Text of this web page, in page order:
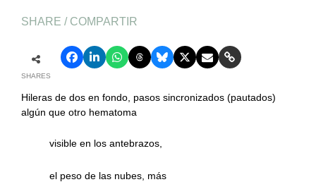
SHARE / COMPARTIR
SHARES
Hileras de dos en fondo, pasos sincronizados (pautados)
algún que otro hematoma
visible en los antebrazos,
el peso de las nubes, más